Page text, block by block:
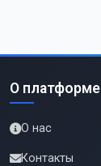
О платформе
О нас
Контакты